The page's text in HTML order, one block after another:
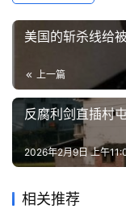
美国的斩杀线给
上一篇
反腐利剑直插村
2026年2月9日 上午
相关推荐